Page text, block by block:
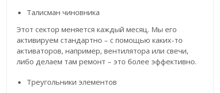
Талисман чиновника
Этот сектор меняется каждый месяц. Мы его
активируем стандартно – с помощью каких-то
активаторов, например, вентилятора или свечи,
либо делаем там ремонт – это более эффективно.
Треугольники элементов